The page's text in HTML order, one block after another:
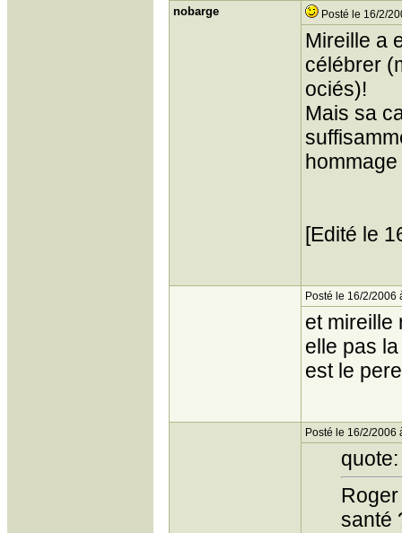
nobarge Posté le 16/2/
Mireille a
célébrer
ociés)!
Mais sa
[Edité le
Posté le 16/2/2006
et mireille
elle pas
est le
Posté le 16/2/2006
quote:
santé